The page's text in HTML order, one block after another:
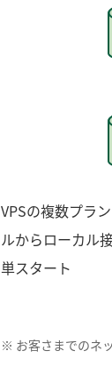
VPSの複数プラ
ルからローカル
単スタート
※ お客さまでのネ